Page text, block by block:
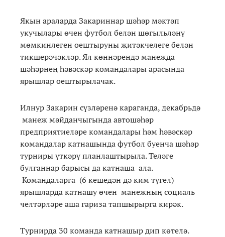
Якын араларда Закариннар шәһәр мәктәп
укучылары өчен футбол белән шөгыльләнү
мөмкинлеген оештыруны җитәкчелеге белән
тикшерәчәкләр. Ял көннәрендә манежда
шәһәрнең һәвәскәр командалары арасында
ярышлар оештырылачак.
Илнур Закарин сүзләренә караганда, декабрьдә
манеж мәйданчыгында автошәһәр
предприятиеләре командалары һәм һәвәскәр
командалар катнашында футбол буенча шәһәр
турниры үткәрү планлаштырыла. Теләге
булганнар барысы да катнаша ала.
Командаларга (6 кешедән дә ким түгел)
ярышларда катнашу өчен манежның социаль
челтәрләре аша гариза тапшырырга кирәк.
Турнирда 30 команда катнашыр дип көтелә.